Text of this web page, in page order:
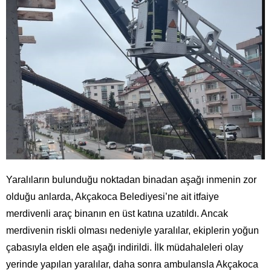
Yaralıların bulunduğu noktadan binadan aşağı inmenin zor
olduğu anlarda, Akçakoca Belediyesi’ne ait itfaiye
merdivenli araç binanın en üst katına uzatıldı. Ancak
merdivenin riskli olması nedeniyle yaralılar, ekiplerin yoğun
çabasıyla elden ele aşağı indirildi. İlk müdahaleleri olay
yerinde yapılan yaralılar, daha sonra ambulansla Akçakoca